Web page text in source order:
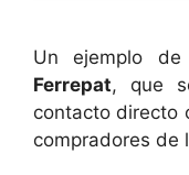
Un ejemplo
Ferrepat, que
contacto directo
compradores de